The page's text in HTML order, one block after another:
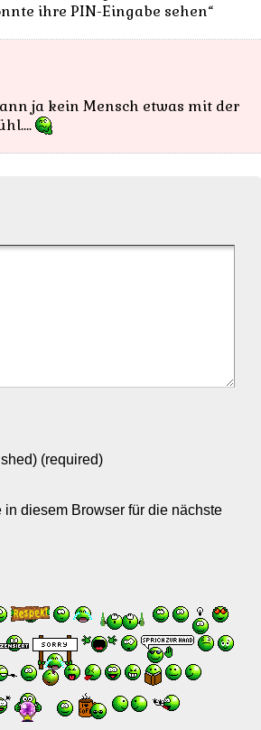
ihre PIN-Eingabe sehen“
ja kein Mensch etwas mit der
(required)
diesem Browser für die nächste